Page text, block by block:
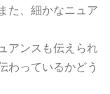
た、細かなニュア
アンスも伝えられ
わっているかどう